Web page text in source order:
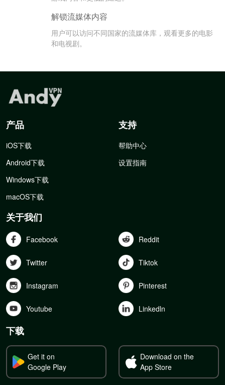
解锁流媒体内容
用户可以访问不同国家的流媒体库，观看更多的电影
和电视剧。
产品
iOS下载
Android下载
Windows下载
macOS下载
支持
帮助中心
设置指南
关于我们
Facebook Reddit
Twitter Tiktok
Instagram Pinterest
Youtube Linkedln
下载
Get it on
Google Play
Download on the
App Store